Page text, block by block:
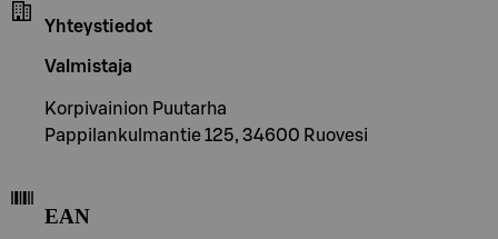
Yhteystiedot
Valmistaja
Korpivainion Puutarha
Pappilankulmantie 125, 34600 Ruovesi
EAN